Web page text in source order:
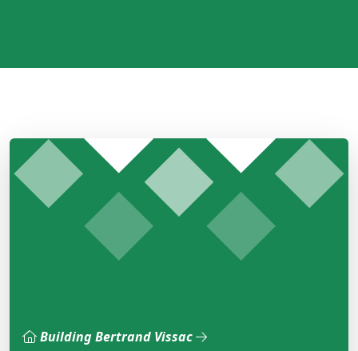
Building Bertrand Vissac